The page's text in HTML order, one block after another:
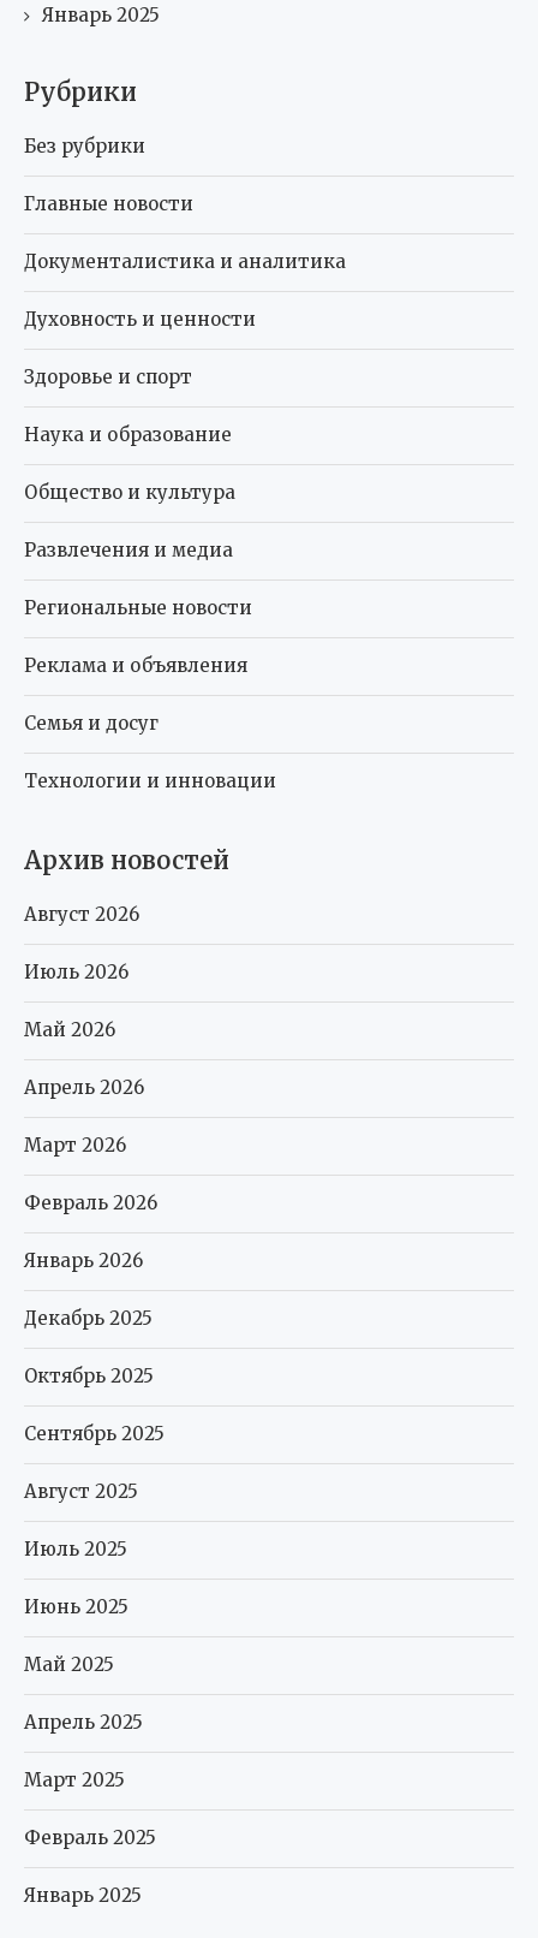
Январь 2025
Рубрики
Без рубрики
Главные новости
Документалистика и аналитика
Духовность и ценности
Здоровье и спорт
Наука и образование
Общество и культура
Развлечения и медиа
Региональные новости
Реклама и объявления
Семья и досуг
Технологии и инновации
Архив новостей
Август 2026
Июль 2026
Май 2026
Апрель 2026
Март 2026
Февраль 2026
Январь 2026
Декабрь 2025
Октябрь 2025
Сентябрь 2025
Август 2025
Июль 2025
Июнь 2025
Май 2025
Апрель 2025
Март 2025
Февраль 2025
Январь 2025